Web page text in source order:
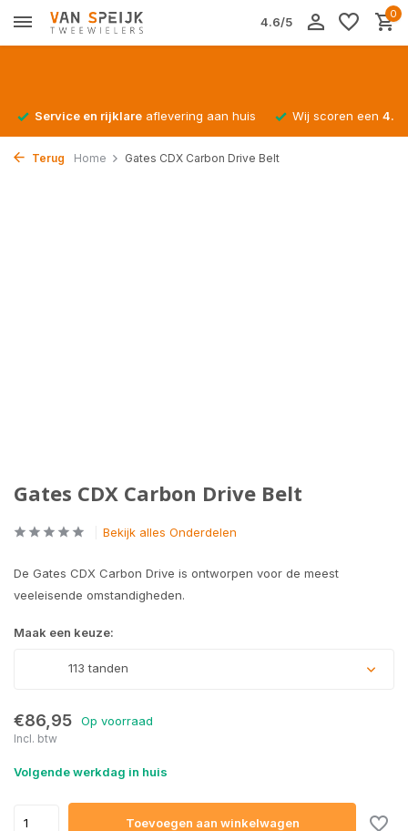
4.6/5
0
Service en rijklare aflevering aan huis Wij scoren een
Terug Home Gates CDX Carbon Drive Belt
Gates CDX Carbon Drive Belt
Bekijk alles Onderdelen
De Gates CDX Carbon Drive is ontworpen voor de meest
veeleisende omstandigheden.
Maak een keuze:
113 tanden
€86,95 Op voorraad
Incl. btw
Volgende werkdag in huis
Toevoegen aan winkelwagen